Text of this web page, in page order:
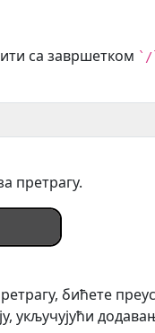
са завршетком `/
претрагу.
бићете
укључујући